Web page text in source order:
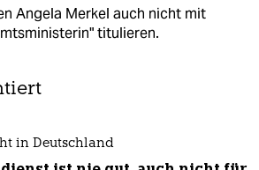
Angela Merkel auch nicht mit
titulieren.
in Deutschland